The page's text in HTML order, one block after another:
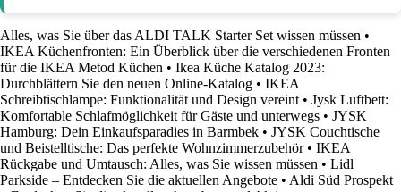
Alles, was Sie über das ALDI TALK Starter Set wissen müssen •
IKEA Küchenfronten: Ein Überblick über die verschiedenen Fronten
für die IKEA Metod Küchen • Ikea Küche Katalog 2023:
Durchblättern Sie den neuen Online-Katalog • IKEA
Schreibtischlampe: Funktionalität und Design vereint • Jysk Luftbett:
Komfortable Schlafmöglichkeit für Gäste und unterwegs • JYSK
Hamburg: Dein Einkaufsparadies in Barmbek • JYSK Couchtische
und Beistelltische: Das perfekte Wohnzimmerzubehör• IKEA
Rückgabe und Umtausch: Alles, was Sie wissen müssen • Lidl
Parkside – Entdecken Sie die aktuellen Angebote • Aldi Süd Prospekt